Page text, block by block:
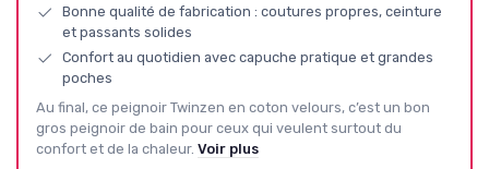
Bonne qualité de fabrication : coutures propres, ceinture
et passants solides
Confort au quotidien avec capuche pratique et grandes
poches
Au final, ce peignoir Twinzen en coton velours, c’est un bon
gros peignoir de bain pour ceux qui veulent surtout du
confort et de la chaleur. Voir plus